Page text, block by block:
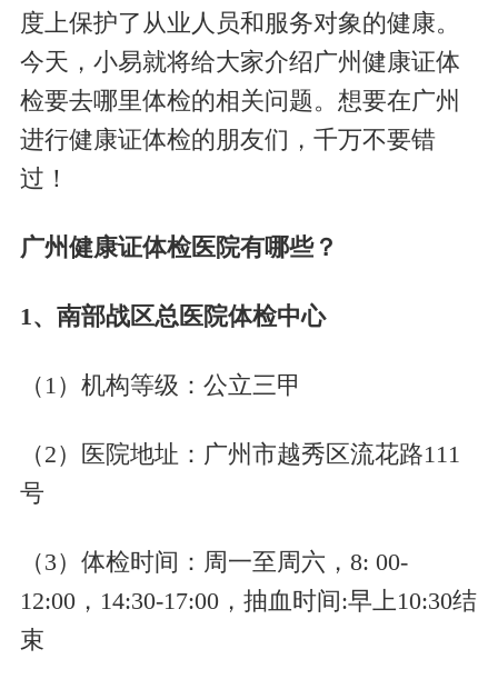
度上保护了从业人员和服务对象的健康。
今天，小易就将给大家介绍广州健康证体
检要去哪里体检的相关问题。想要在广州
进行健康证体检的朋友们， 千万不要错
过！
广州健康证体检医院有哪些？
1、南部战区总医院体检中心
（ 1）机构等级：公立三甲
（2）医院地址：广州市越秀区流花路111
号
（3）体检时间：周一至周六，8: 00-
12:00，14:30-17:00，抽血时间:早上10:30结
束